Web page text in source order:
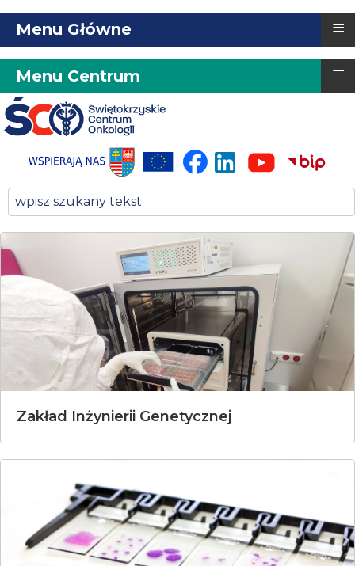
Menu Główne ≡
Menu Centrum ≡
Zakład Inżynierii Genetycznej